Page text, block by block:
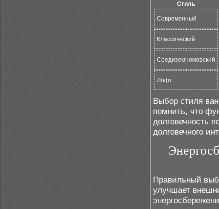
Стиль
Современный
Классический
Средиземноморский
Лофт
Выбор стиля
помнить, что
долговечность
долговечного
Правильный
улучшает